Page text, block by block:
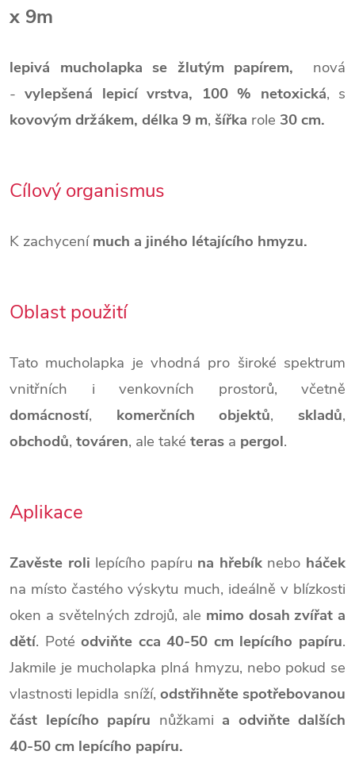
x 9m
lepivá mucholapka se žlutým papírem, nová
-vylepšená lepicí vrstva, 100 % netoxická, s
kovovým držákem, délka 9 m, šířka role 30 cm.
Cílový organismus
K zachycenímuch a jiného létajícího hmyzu.
Oblast použití
Tato mucholapka je vhodná pro široké spektrum
vnitřních i venkovních prostorů, včetně
domácností, komerčních objektů,skladů,
obchodů, továren, ale také teras a pergol.
Aplikace
Zavěste roli lepícího papíru na hřebíknebo háček
na místo častého výskytu much, ideálně v blízkosti
oken a světelných zdrojů, ale mimo dosah zvířat a
dětí. Potéodviňte cca 40-50 cm lepícího papíru.
Jakmile je mucholapka plná hmyzu, nebo pokud se
vlastnosti lepidla sníží, odstřihněte spotřebovanou
část lepícího papíru nůžkami a odviňte dalších
40-50 cm lepícího papíru.